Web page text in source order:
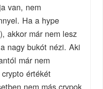
van, nem
Ha a hype
akkor már nem lesz
nagy bukót nézi. Aki
már nem
értékét
nem más crypok